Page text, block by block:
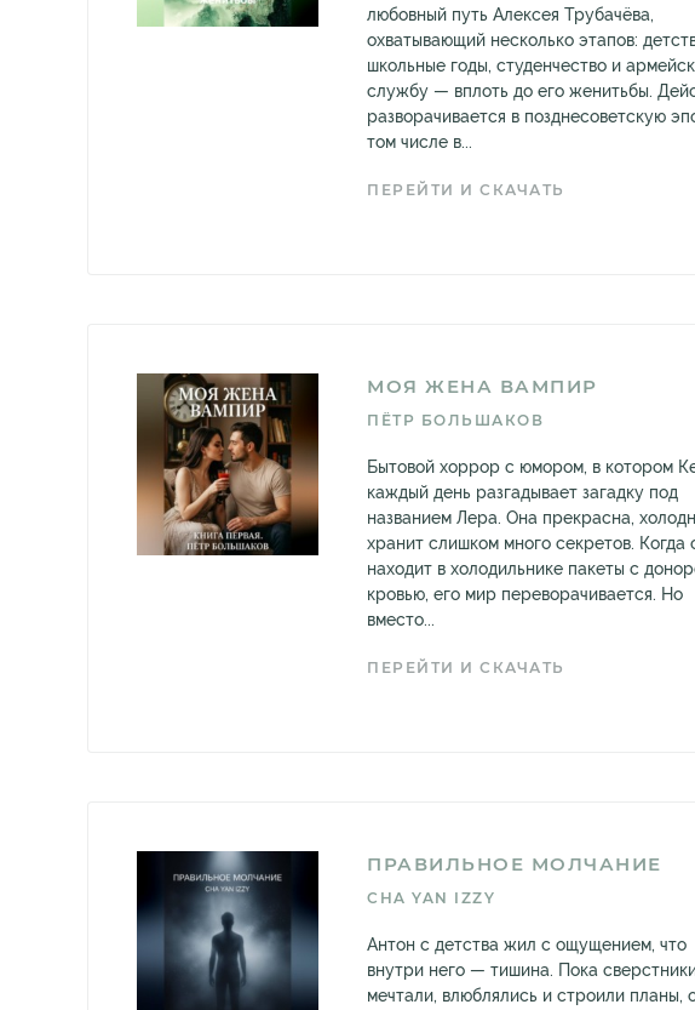
любовный путь Алексея Трубачёва,
охватывающий несколько этапов:
школьные годы, студенчество и
службу — вплоть до его женитьбы.
разворачивается в позднесоветскую
том числе в...
ПЕРЕЙТИ И СКАЧАТЬ
МОЯ ЖЕНА ВАМПИР
ПЁТР БОЛЬШАКОВ
Бытовой хоррор с юмором, в котором
каждый день разгадывает загадку под
названием Лера. Она прекрасна,
хранит слишком много секретов. Когда
находит в холодильнике пакеты с
кровью, его мир переворачивается. Но
вместо...
ПЕРЕЙТИ И СКАЧАТЬ
ПРАВИЛЬНОЕ МОЛЧАНИЕ
CHA YAN IZZY
Антон с детства жил с ощущением, что
внутри него — тишина. Пока
мечтали, влюблялись и строили планы,